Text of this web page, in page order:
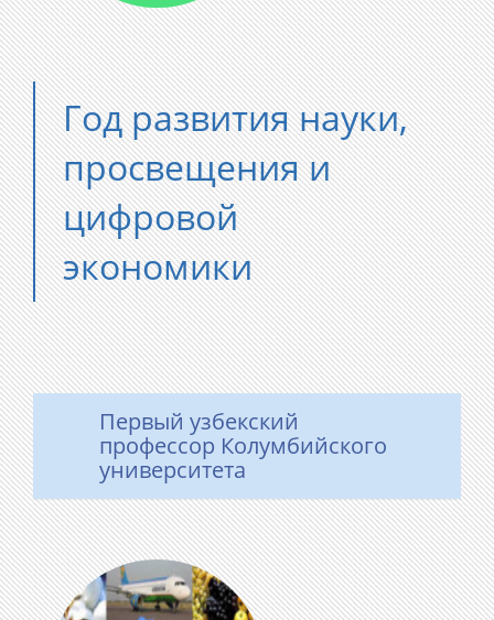
Год развития науки,
просвещения и
цифровой
экономики
Первый узбекский
профессор Колумбийского
университета